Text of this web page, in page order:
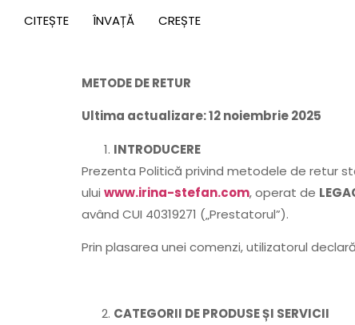
CITEȘTE ÎNVAȚĂ CREȘTE
METODE DE RETUR
Ultima actualizare: 12 noiembrie 2025
INTRODUCERE
Prezenta Politică privind metodele de retur
ului www.irina-stefan.com, operat de
având CUI 40319271 („Prestatorul”).
Prin plasarea unei comenzi, utilizatorul
CATEGORII DE PRODUSE ȘI SERVICII